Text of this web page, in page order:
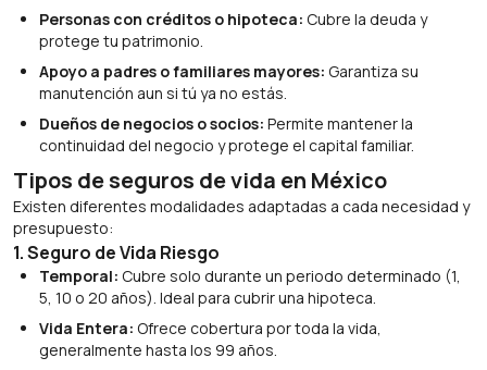
Personas con créditos o hipoteca: Cubre la deuda y
protege tu patrimonio.
Apoyo a padres o familiares mayores: Garantiza su
manutención aun si tú ya no estás.
Dueños de negocios o socios: Permite mantener la
continuidad del negocio y protege el capital familiar.
Tipos de seguros de vida en México
Existen diferentes modalidades adaptadas a cada necesidad y
presupuesto:
1. Seguro de Vida Riesgo
Temporal: Cubre solo durante un periodo determinado (1,
5, 10 o 20 años). Ideal para cubrir una hipoteca.
Vida Entera: Ofrece cobertura por toda la vida,
generalmente hasta los 99 años.